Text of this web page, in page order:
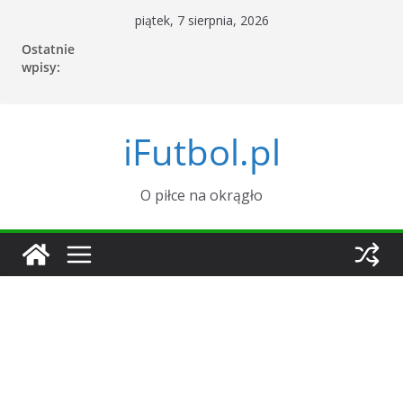
treści
piątek, 7 sierpnia, 2026
Ostatnie
wpisy:
iFutbol.pl
O piłce na okrągło